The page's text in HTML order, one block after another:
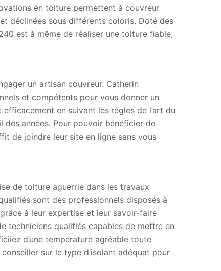
en toiture permettent à couvreur
déclinées sous différents coloris. Doté des
est à même de réaliser une toiture fiable,
un artisan couvreur. Catherin
et compétents pour vous donner un
en suivant les règles de l’art du
des années. Pour pouvoir bénéficier de
de joindre leur site en ligne sans vous
de toiture aguerrie dans les travaux
sont des professionnels disposés à
à leur expertise et leur savoir-faire
techniciens qualifiés capables de mettre en
d’une température agréable toute
sur le type d’isolant adéquat pour